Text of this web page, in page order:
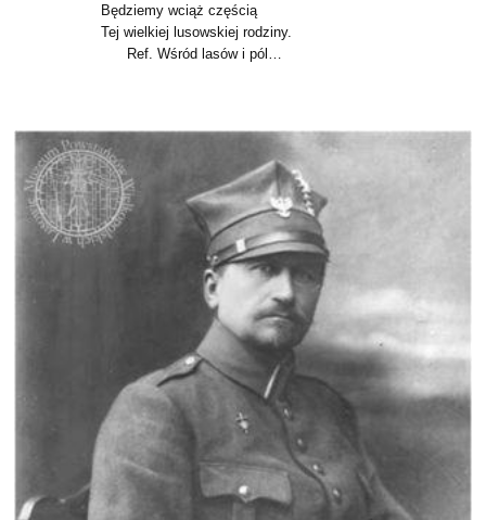
Będziemy wciąż częścią
Tej wielkiej lusowskiej rodziny.
Ref. Wśród lasów i pól…